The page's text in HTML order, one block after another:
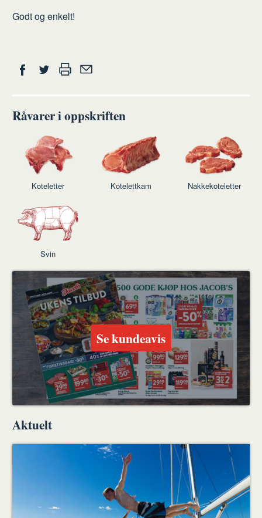
Godt og enkelt!
Del
FacebookTwitter
venn
Råvarer i oppskriften
Koteletter Kotelettkam Nakkekoteletter
Svin
Se kundeavis
Aktuelt